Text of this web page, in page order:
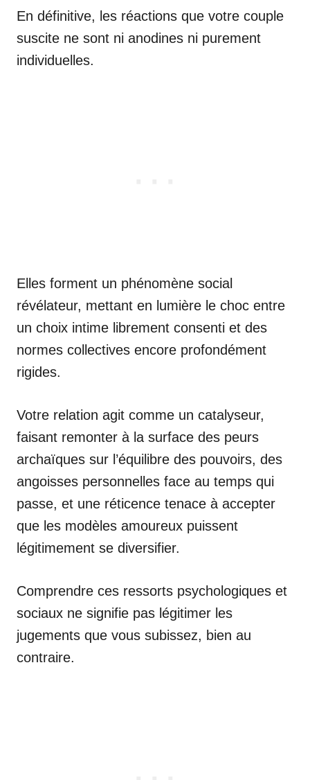
En définitive, les réactions que votre couple
suscite ne sont ni anodines ni purement
individuelles.
Elles forment un phénomène social
révélateur, mettant en lumière le choc entre
un choix intime librement consenti et des
normes collectives encore profondément
rigides.
Votre relation agit comme un catalyseur,
faisant remonter à la surface des peurs
archaïques sur l’équilibre des pouvoirs, des
angoisses personnelles face au temps qui
passe, et une réticence tenace à accepter
que les modèles amoureux puissent
légitimement se diversifier.
Comprendre ces ressorts psychologiques et
sociaux ne signifie pas légitimer les
jugements que vous subissez, bien au
contraire.